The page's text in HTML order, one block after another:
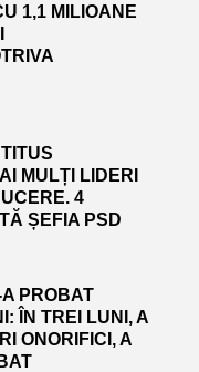
1,1 MILIOANE
MULȚI LIDERI
4
ȘEFIA PSD
PROBAT
ÎN TREI LUNI, A
ONORIFICI, A